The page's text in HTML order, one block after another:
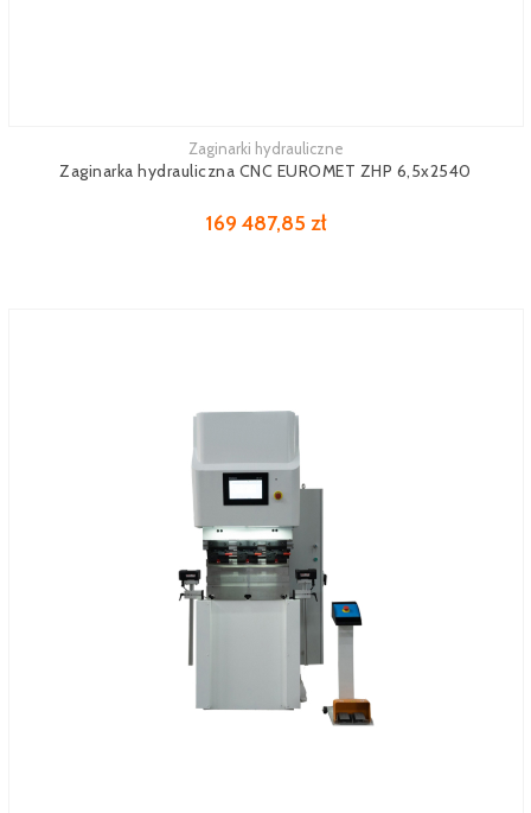
Zaginarki hydrauliczne
Zaginarka hydrauliczna CNC EUROMET ZHP 6,5x2540
169 487,85 zł